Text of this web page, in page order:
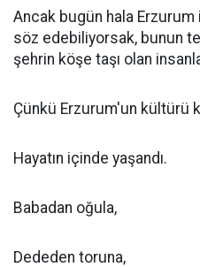
Ancak bugün hala Erzurum
söz edebiliyorsak, bunun
şehrin köşe taşı olan
Çünkü Erzurum'un kültürü
Hayatın içinde yaşandı.
Babadan oğula,
Dededen toruna,